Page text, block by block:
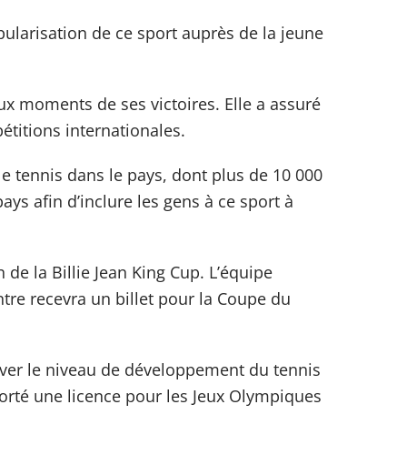
de ce sport auprès de la jeune
moments de ses victoires. Elle a assuré
internationales.
tennis dans le pays, dont plus de 10 000
afin d’inclure les gens à ce sport à
la Billie Jean King Cup. L’équipe
recevra un billet pour la Coupe du
le niveau de développement du tennis
une licence pour les Jeux Olympiques